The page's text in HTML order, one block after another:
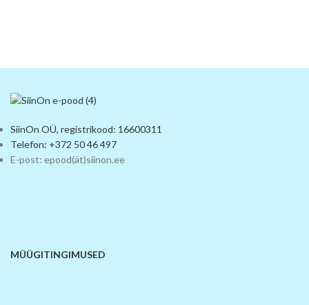
SiinOn OÜ, registrikood: 16600311
Telefon: +372 50 46 497
E-post: epood(ät)siinon.ee
MÜÜGITINGIMUSED